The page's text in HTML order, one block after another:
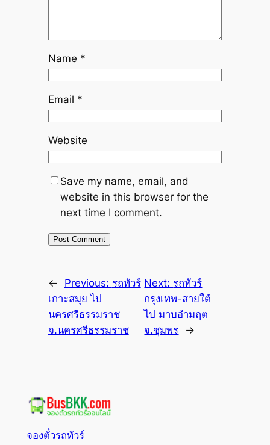
Name *
Email *
Website
Save my name, email, and
website in this browser for the
next time I comment.
← Previous: รถทัวร์
เกาะสมุย ไป
นครศรีธรรมราช
จ.นครศรีธรรมราช
Next: รถทัวร์
กรุงเทพ-สายใต้
ไป มาบอำมฤต
จ.ชุมพร
→
จองตั๋วรถทัวร์